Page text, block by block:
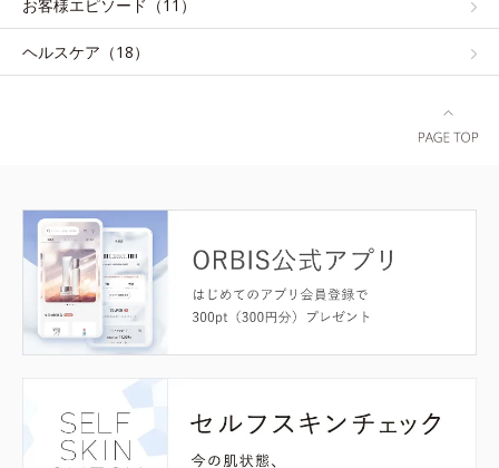
お客様エピソード（11）
ヘルスケア（18）